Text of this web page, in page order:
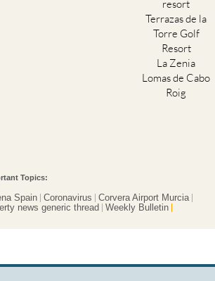
resort
Terrazas de la
Torre Golf
Resort
La Zenia
Lomas de Cabo
Roig
Topics:
Spain Coronavirus
Corvera Airport Murcia
news generic thread Weekly Bulletin